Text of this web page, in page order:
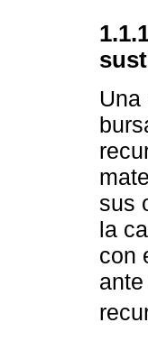
sus
la
con